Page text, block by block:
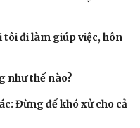
tôi đi làm giúp việc, hôn
như thế nào?
Đừng để khó xử cho cả